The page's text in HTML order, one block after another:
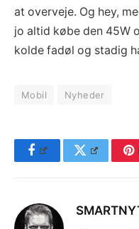
at overveje. Og hey,
jo altid købe den 45W
kolde fadøl og stadig
Mobil Nyheder
FacebookTwitter